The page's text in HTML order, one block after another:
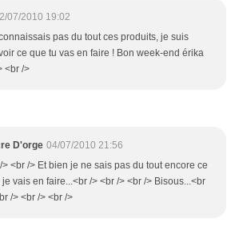
07/2010 19:02
pas du tout ces produits, je suis
ce que tu vas en faire ! Bon week-end érika
<br />
D'orge 04/07/2010 21:56
> <br /> Et bien je ne sais pas du tout encore ce
vais en faire...<br /> <br /> <br /> Bisous...<br
/> <br /> <br />